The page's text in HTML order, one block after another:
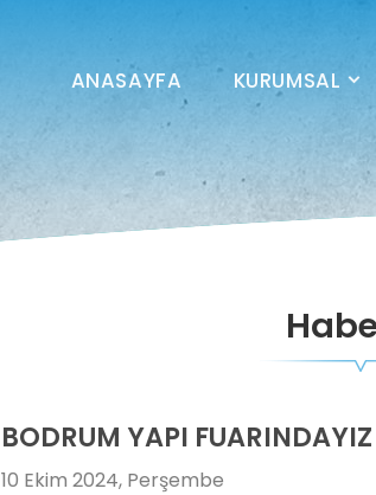
ANASAYFA KURUMSAL
BODRUM YAPI
10 Ekim 2024, Perşembe